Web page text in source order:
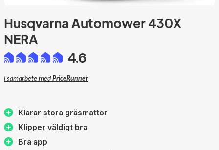
Husqvarna Automower 430X
NERA
4.6
i samarbete med PriceRunner
Klarar stora gräsmattor
Klipper väldigt bra
Bra app